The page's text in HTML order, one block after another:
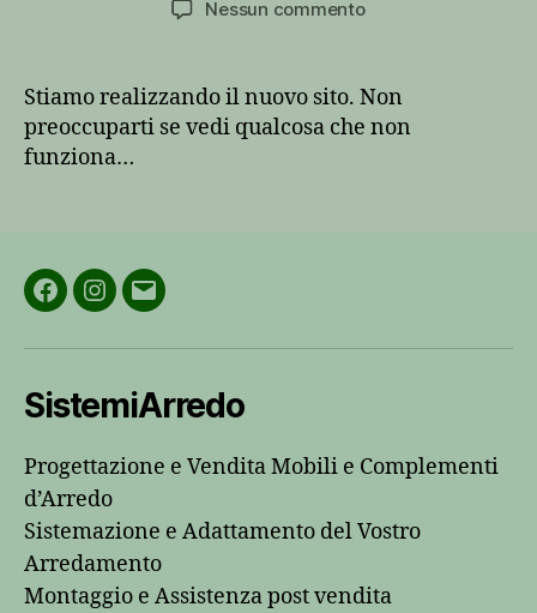
Nessun commentosu
online!
Stiamo realizzando il nuovo sito. Non
preoccuparti se vedi qualcosa che non
funziona…
Facebook
Instagram
Email
SistemiArredo
Progettazione e Vendita Mobili e Complementi
d’Arredo
Sistemazione e Adattamento del Vostro
Arredamento
Montaggio e Assistenza post vendita